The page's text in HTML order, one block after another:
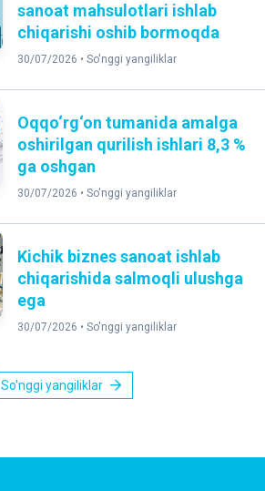
sanoat mahsulotlari ishlab
chiqarishi oshib bormoqda
30/07/2026 • So'nggi yangiliklar
Oqqo‘rg‘on tumanida amalga
oshirilgan qurilish ishlari 8,3 %
ga oshgan
30/07/2026 • So'nggi yangiliklar
Kichik biznes sanoat ishlab
chiqarishida salmoqli ulushga
ega
30/07/2026 • So'nggi yangiliklar
So'nggi yangiliklar